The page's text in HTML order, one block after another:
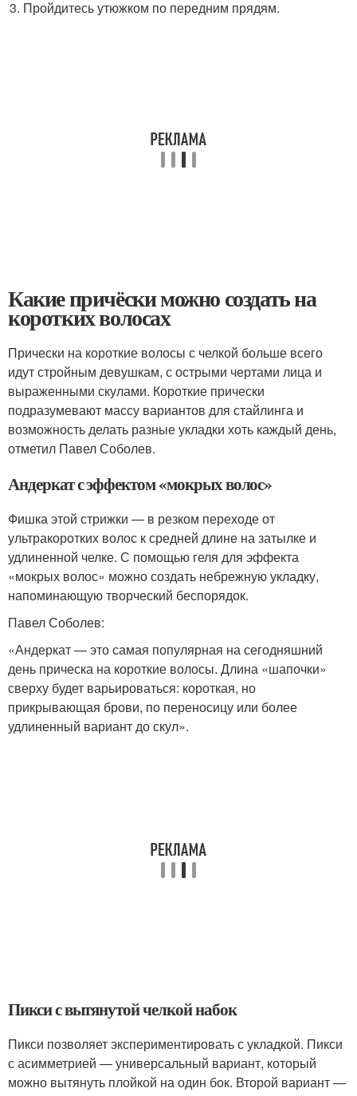
Пройдитесь утюжком по передним прядям.
Какие причёски можно создать на
коротких волосах
Прически на короткие волосы с челкой больше всего
идут стройным девушкам, с острыми чертами лица и
выраженными скулами. Короткие прически
подразумевают массу вариантов для стайлинга и
возможность делать разные укладки хоть каждый день,
отметил Павел Соболев.
Андеркат с эффектом «мокрых волос»
Фишка этой стрижки — в резком переходе от
ультракоротких волос к средней длине на затылке и
удлиненной челке. С помощью геля для эффекта
«мокрых волос» можно создать небрежную укладку,
напоминающую творческий беспорядок.
Павел Соболев:
«Андеркат — это самая популярная на сегодняшний
день прическа на короткие волосы. Длина «шапочки»
сверху будет варьироваться: короткая, но
прикрывающая брови, по переносицу или более
удлиненный вариант до скул».
Пикси с вытянутой челкой набок
Пикси позволяет экспериментировать с укладкой. Пикси
с асимметрией — универсальный вариант, который
можно вытянуть плойкой на один бок. Второй вариант —